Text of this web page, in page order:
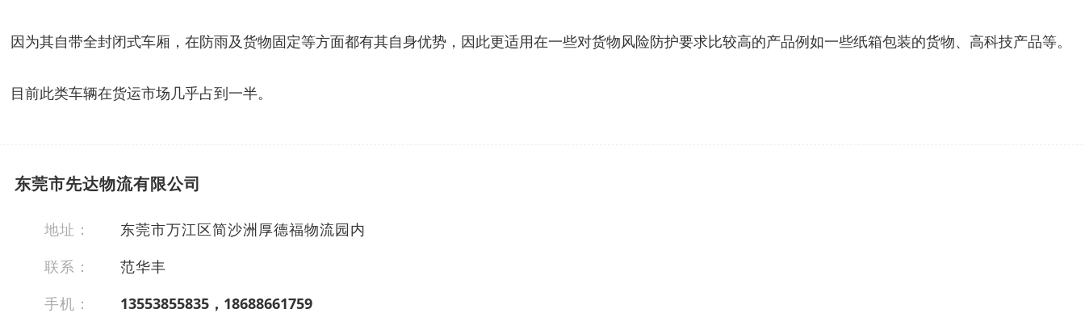
因为其自带全封闭式车厢，在防雨及货物固定等方面都有其自身优势，因此更适用在一些对货物风险防护要求比较高的产品例如一些纸箱包装的货物、高科技产品等。
目前此类车辆在货运市场几乎占到一半。
东莞市先达物流有限公司
地址：
东莞市万江区简沙洲厚德福物流园内
联系：
范华丰
手机：
13553855835，18688661759